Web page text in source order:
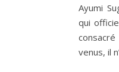
Ayumi
qui
venus, il